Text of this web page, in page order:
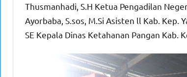
Thusmanhadi, S.H Ketua Pengadilan
Ayorbaba, S.sos, M.Si Asisten ll Kab.
SE Kepala Dinas Ketahanan Pangan Kab.